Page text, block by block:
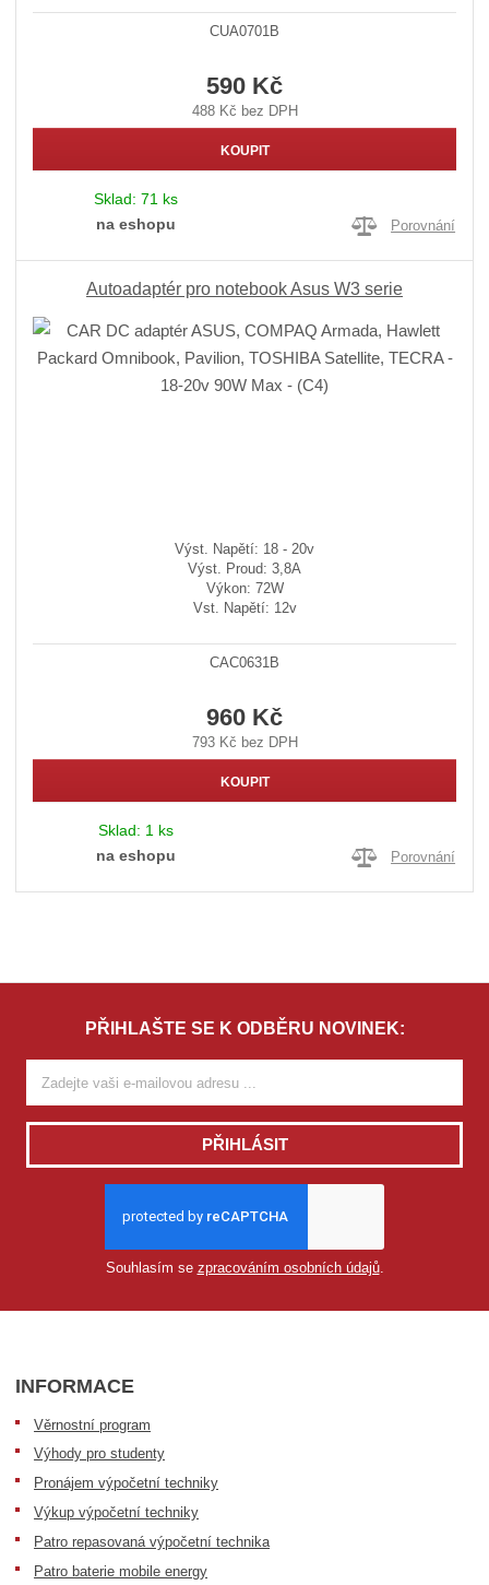
CUA0701B
590 Kč
488 Kč bez DPH
KOUPIT
Sklad: 71 ks
na eshopu
Porovnání
Autoadaptér pro notebook Asus W3 serie
Výst. Napětí: 18 - 20v
Výst. Proud: 3,8A
Výkon: 72W
Vst. Napětí: 12v
CAC0631B
960 Kč
793 Kč bez DPH
KOUPIT
Sklad: 1 ks
na eshopu
Porovnání
PŘIHLAŠTE SE K ODBĚRU NOVINEK:
PŘIHLÁSIT
Souhlasím se zpracováním osobních údajů.
INFORMACE
Věrnostní program
Výhody pro studenty
Pronájem výpočetní techniky
Výkup výpočetní techniky
Patro repasovaná výpočetní technika
Patro baterie mobile energy